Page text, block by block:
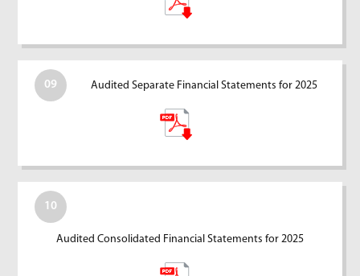
09 Audited Separate Financial Statements for 2025
10
Audited Consolidated Financial Statements for 2025